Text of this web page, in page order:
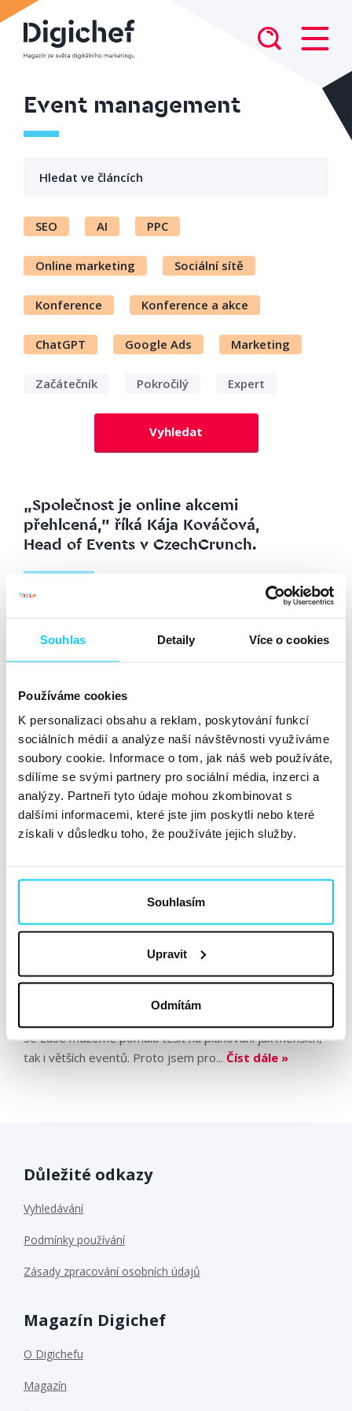
Souhlas Detaily Více o cookies
Používáme cookies
K personalizaci obsahu a reklam, poskytování funkcí
sociálních médií a analýze naší návštěvnosti využíváme
soubory cookie. Informace o tom, jak náš web používáte,
sdílíme se svými partnery pro sociální média, inzerci a
analýzy. Partneři tyto údaje mohou zkombinovat s
dalšími informacemi, které jste jim poskytli nebo které
získali v důsledku toho, že používáte jejich služby.
Souhlasím
Upravit
Odmítám
Event management
SEO AI PPC
Online marketing Sociální sítě
Konference Konference a akce
ChatGPT Google Ads Marketing
Začátečník Pokročilý Expert
Vyhledat
„Společnost je online akcemi
přehlcená,” říká Kája Kováčová,
Head of Events v CzechCrunch.
1. 11. 2022
dalšího dílu našeho podcastu jsme si proto pozvali
evenťačky Káju Kováčovou z CzechCrunch a Andreu
Vyhnalovou z Taste. Jak Kája, tak Andrea za sebou mají
organizaci větších i menších akcí. Chcete vědět,...
Číst dále »
Desatero Event Managera
Článek
Veronika Havlíčková Konference
Eventům nebylo v posledních několika měsících přáno.
Vše se ale pomalu začíná vracet do normálu, tedy
se zase můžeme pomalu těšit na plánování jak menších,
tak i větších eventů. Proto jsem pro... Číst dále »
Důležité odkazy
Vyhledávání
Podmínky používání
Zásady zpracování osobních údajů
Magazín Digichef
O Digichefu
Magazín